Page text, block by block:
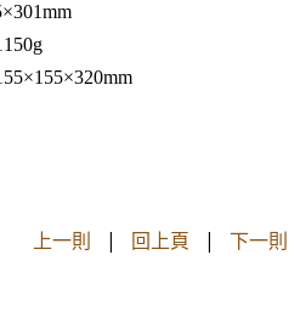
×155×320mm
上一則 | 回上頁 | 下一則